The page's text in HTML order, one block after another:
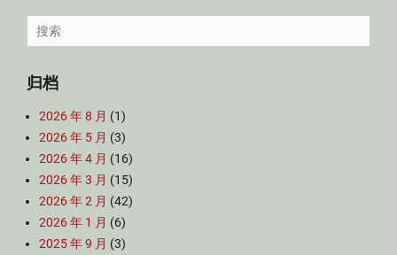
Search
for:
归档
2026 年 8 月 (1)
2026 年 5 月 (3)
2026 年 4 月 (16)
2026 年 3 月 (15)
2026 年 2 月 (42)
2026 年 1 月 (6)
2025 年 9 月 (3)